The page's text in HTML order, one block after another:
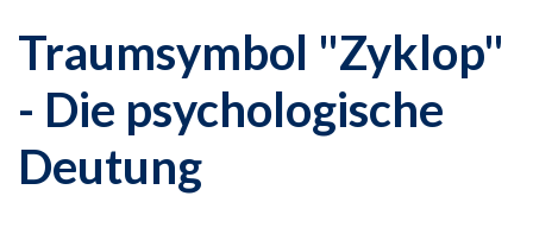
Traumsymbol "Zyklop"
- Die psychologische
Deutung